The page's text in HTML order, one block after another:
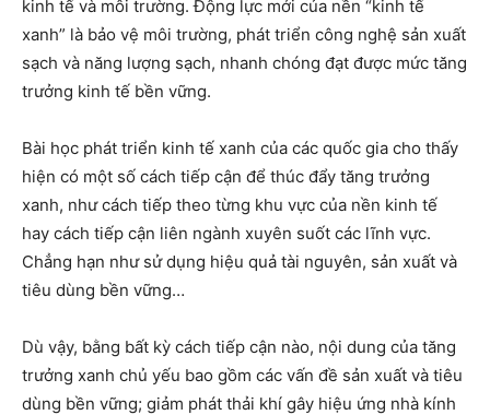
kinh tế và môi trường. Động lực mới của nền “kinh tế
xanh” là bảo vệ môi trường, phát triển công nghệ sản xuất
sạch và năng lượng sạch, nhanh chóng đạt được mức tăng
trưởng kinh tế bền vững.
Bài học phát triển kinh tế xanh của các quốc gia cho thấy
hiện có một số cách tiếp cận để thúc đẩy tăng trưởng
xanh, như cách tiếp theo từng khu vực của nền kinh tế
hay cách tiếp cận liên ngành xuyên suốt các lĩnh vực.
Chẳng hạn như sử dụng hiệu quả tài nguyên, sản xuất và
tiêu dùng bền vững…
Dù vậy, bằng bất kỳ cách tiếp cận nào, nội dung của tăng
trưởng xanh chủ yếu bao gồm các vấn đề sản xuất và tiêu
dùng bền vững; giảm phát thải khí gây hiệu ứng nhà kính